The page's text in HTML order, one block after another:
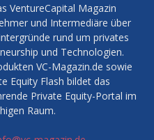
VentureCapital Magazin
und Intermediäre über
rund um privates
und Technologien.
VC-Magazin.de sowie
Equity Flash bildet das
Private Equity-Portal im
Raum.